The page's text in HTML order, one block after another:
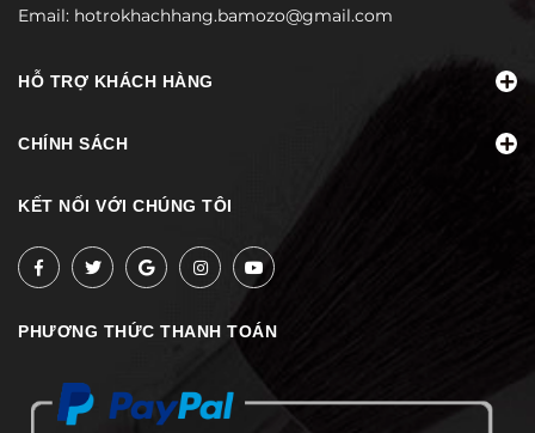
Email: hotrokhachhang.bamozo@gmail.com
HỖ TRỢ KHÁCH HÀNG
CHÍNH SÁCH
KẾT NỐI VỚI CHÚNG TÔI
PHƯƠNG THỨC THANH TOÁN